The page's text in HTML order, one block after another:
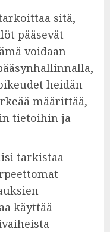
sitä,
pääsevät
voidaan
heidän
määrittää,
tietoihin ja
tarkistaa
käyttää